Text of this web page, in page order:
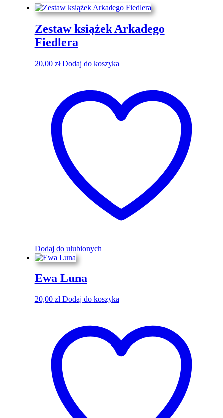
Zestaw książek Arkadego
Fiedlera
20,00 zł Dodaj do koszyka
Dodaj do ulubionych
Ewa Luna
20,00 zł Dodaj do koszyka